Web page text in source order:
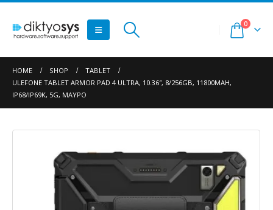
0
HOME SHOP
TABLET
ULEFONE TABLET ARMOR PAD 4 ULTRA, 10.36″, 8/256GB, 11800MAH,
IP68/IP69K, 5G, ΜΑΎΡΟ